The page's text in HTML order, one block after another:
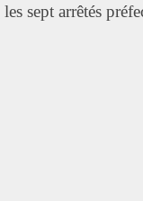
les sept arrêtés